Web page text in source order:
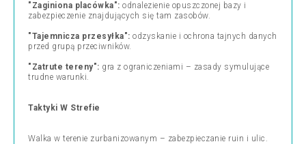
"Zaginiona placówka": odnalezienie opuszczonej bazy i
zabezpieczenie znajdujących się tam zasobów.
"Tajemnicza przesyłka": odzyskanie i ochrona tajnych danych
przed grupą przeciwników.
"Zatrute tereny": gra z ograniczeniami – zasady symulujące
trudne warunki.
Taktyki W Strefie
Walka w terenie zurbanizowanym – zabezpieczanie ruin i ulic.